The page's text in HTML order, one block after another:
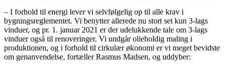
– I forhold til energi lever vi selvfølgelig op til alle krav i
bygningsreglementet. Vi benytter allerede nu stort set kun 3-lags
vinduer, og pr. 1. januar 2021 er der udelukkende tale om 3-lags
vinduer også til renoveringer. Vi undgår olieholdig maling i
produktionen, og i forhold til cirkulær økonomi er vi meget bevidste
om genanvendelse, fortæller Rasmus Madsen, og uddyber: